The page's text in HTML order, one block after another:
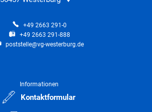
+49 2663 291-0
+49 2663 291-888
poststelle@vg-westerburg.de
Informationen
Kontaktformular